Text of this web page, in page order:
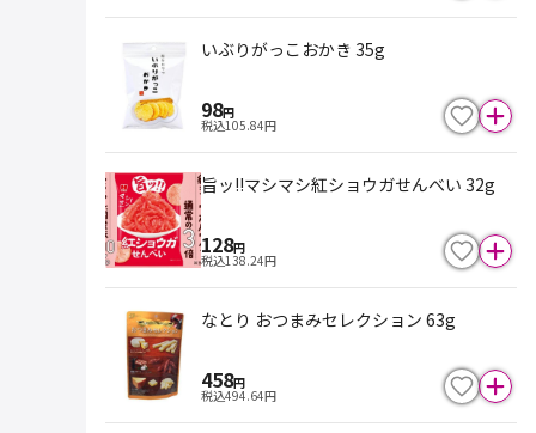
いぶりがっこおかき 35g
98円
税込105.84円
旨ッ!!マシマシ紅ショウガせんべい 32g
128円
税込138.24円
なとり おつまみセレクション 63g
458円
税込494.64円